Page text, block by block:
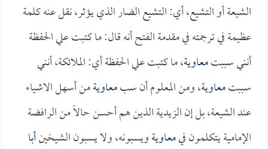
الشيعة أو التشيع، أي: التشيع الضار الذي يؤثر، نقل عنه كلمة
عظيمة في ترجمته في مقدمة الفتح أنه قال: ما كتبت علي الحفظة
أنني سببتمعاوية، ما كتبت علي الحفظة أي: الملائكة، أنني
سببتمعاوية، ومن المعلوم أن سبمعاويةمن أسهل الاشياء
عند الشيعة، بل إن الزيدية الذين هم أحسن حالاً من الرافضة
الإمامية يتكلمون فيمعاويةويسبونه، ولا يسبون الشيخينأبا